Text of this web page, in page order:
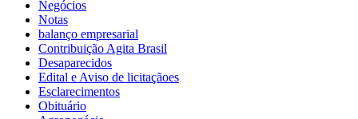
Negócios
Notas
balanço empresarial
Contribuição Agita Brasil
Desaparecidos
Edital e Aviso de licitaçãoes
Esclarecimentos
Obituário